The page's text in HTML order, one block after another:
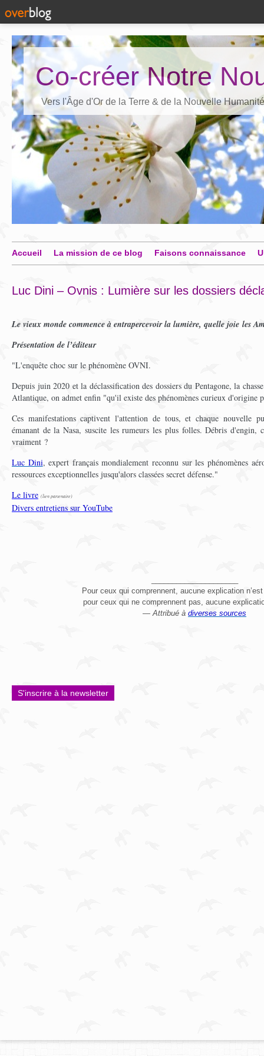
Co-créer Notre
Vers l'Âge d'Or de la Terre & de la Nouvelle Humanité
Accueil La mission de ce blog Faisons connaissance
Luc Dini – Ovnis : Lumière sur les dossiers
Le vieux monde commence à entrapercevoir la lumière, quelle joie les
Présentation de l’éditeur
"L'enquête choc sur le phénomène OVNI.
Depuis juin 2020 et la déclassification des dossiers du Pentagone, la
Atlantique, on admet enfin "qu'il existe des phénomènes curieux d'origine
Ces manifestations captivent l'attention de tous, et chaque nouvelle
émanant de la Nasa, suscite les rumeurs les plus folles. Débris d'engin,
vraiment ?
Luc Dini, expert français mondialement reconnu sur les phénomènes
ressources exceptionnelles jusqu'alors classées secret défense."
Le livre (lien partenaire)
Divers entretiens sur YouTube
Pour ceux qui comprennent, aucune explication
pour ceux qui ne comprennent pas, aucune
—Attribué à diverses sources
S'inscrire à la newsletter